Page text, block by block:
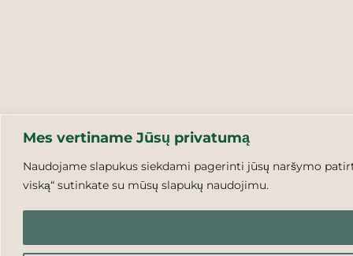
Mes vertiname Jūsų privatumą
Naudojame slapukus siekdami pagerinti jūsų naršymo
viską“ sutinkate su mūsų slapukų naudojimu.